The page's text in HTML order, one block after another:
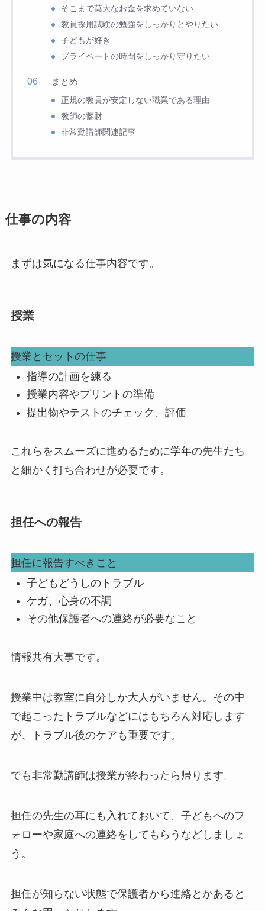
そこまで莫大なお金を求めていない
教員採用試験の勉強をしっかりとやりたい
子どもが好き
プライベートの時間をしっかり守りたい
まとめ
正規の教員が安定しない職業である理由
教師の蓄財
非常勤講師関連記事
仕事の内容
まずは気になる仕事内容です。
授業
授業とセットの仕事
指導の計画を練る
授業内容やプリントの準備
提出物やテストのチェック、評価
これらをスムーズに進めるために学年の先生たち
と細かく打ち合わせが必要です。
担任への報告
担任に報告すべきこと
子どもどうしのトラブル
ケガ、心身の不調
その他保護者への連絡が必要なこと
情報共有大事です。
授業中は教室に自分しか大人がいません。その中
で起こったトラブルなどにはもちろん対応します
が、トラブル後のケアも重要です。
でも非常勤講師は授業が終わったら帰ります。
担任の先生の耳にも入れておいて、子どもへのフ
ォローや家庭への連絡をしてもらうなどしましょ
う。
担任が知らない状態で保護者から連絡とかあると